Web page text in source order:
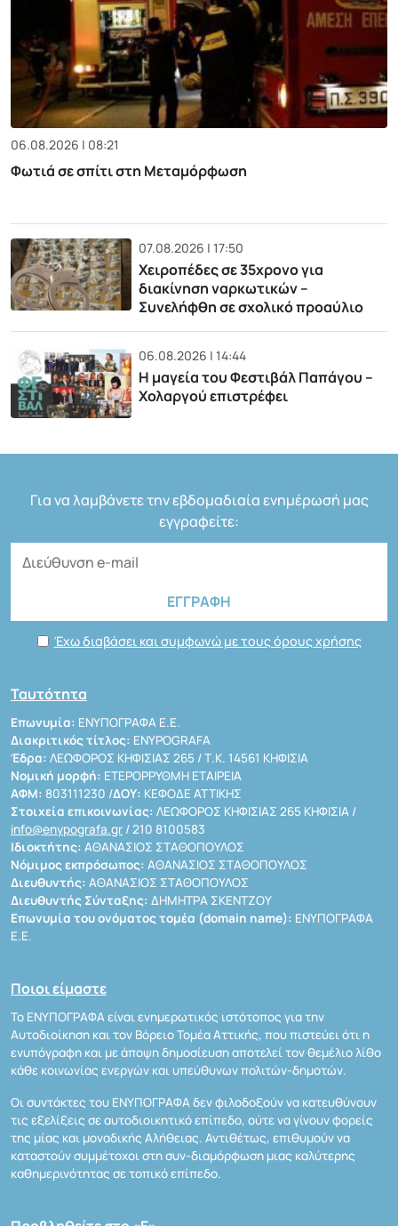
06.08.2026 | 08:21
Φωτιά σε σπίτι στη Μεταμόρφωση
07.08.2026 | 17:50
Χειροπέδες σε 35χρονο για
διακίνηση ναρκωτικών –
Συνελήφθη σε σχολικό προαύλιο
06.08.2026 | 14:44
Η μαγεία του Φεστιβάλ Παπάγου –
Χολαργού επιστρέφει
Για να λαμβάνετε την εβδομαδιαία ενημέρωσή μας
εγγραφείτε:
Έχω διαβάσει και συμφωνώ με τους όρους χρήσης
Ταυτότητα
Επωνυμία: ΕΝΥΠΟΓΡΑΦΑ Ε.Ε.
Διακριτικός τίτλος: ENYPOGRAFA
Έδρα: ΛΕΩΦΟΡΟΣ ΚΗΦΙΣΙΑΣ 265 / Τ.Κ. 14561 ΚΗΦΙΣΙΑ
Νομική μορφή: ΕΤΕΡΟΡΡΥΘΜΗ ΕΤΑΙΡΕΙΑ
ΑΦΜ: 803111230 /ΔΟΥ: ΚΕΦΟΔΕ ΑΤΤΙΚΗΣ
Στοιχεία επικοινωνίας: ΛΕΩΦΟΡΟΣ ΚΗΦΙΣΙΑΣ 265 ΚΗΦΙΣΙΑ /
info@enypografa.gr / 210 8100583
Ιδιοκτήτης: ΑΘΑΝΑΣΙΟΣ ΣΤΑΘΟΠΟΥΛΟΣ
Νόμιμος εκπρόσωπος: ΑΘΑΝΑΣΙΟΣ ΣΤΑΘΟΠΟΥΛΟΣ
Διευθυντής: ΑΘΑΝΑΣΙΟΣ ΣΤΑΘΟΠΟΥΛΟΣ
Διευθυντής Σύνταξης: ΔΗΜΗΤΡΑ ΣΚΕΝΤΖΟΥ
Επωνυμία του ονόματος τομέα (domain name): ΕΝΥΠΟΓΡΑΦΑ
Ε.Ε.
Ποιοι είμαστε
Το ΕΝΥΠΟΓΡΑΦΑ είναι ενημερωτικός ιστότοπος για την
Αυτοδιοίκηση και τον Βόρειο Τομέα Αττικής, που πιστεύει ότι η
ενυπόγραφη και με άποψη δημοσίευση αποτελεί τον θεμέλιο λίθο
κάθε κοινωνίας ενεργών και υπεύθυνων πολιτών-δημοτών.
Οι συντάκτες του ΕΝΥΠΟΓΡΑΦΑ δεν φιλοδοξούν να κατευθύνουν
τις εξελίξεις σε αυτοδιοικητικό επίπεδο, ούτε να γίνουν φορείς
της μίας και μοναδικής Αλήθειας. Αντιθέτως, επιθυμούν να
καταστούν συμμέτοχοι στη συν-διαμόρφωση μιας καλύτερης
καθημερινότητας σε τοπικό επίπεδο.